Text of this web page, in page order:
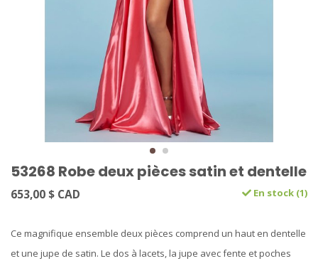
53268 Robe deux pièces satin et dentelle
653,00 $ CAD En stock (1)
Ce magnifique ensemble deux pièces comprend un haut en dentelle
et une jupe de satin. Le dos à lacets, la jupe avec fente et poches